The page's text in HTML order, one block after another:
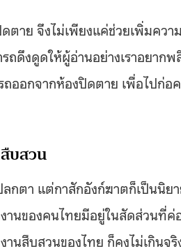
ตาย จึงไม่เพียงแค่ช่วยเพิ่มคว
ถดึงดูดให้ผู้อ่านอย่างเราอยาก
ถออกจากห้องปิดตาย เพื่อไปก่
บสวน
กตา แต่กาสักอังก์ฆาตก็เป็นนิย
านของคนไทยมีอยู่ในสัดส่วนที่
านสืบสวนของไทย ก็คงไม่เกินจริ